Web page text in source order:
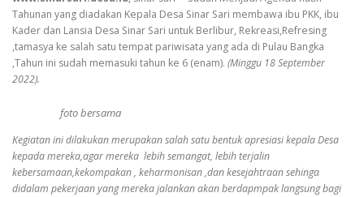
Tahunan yang diadakan Kepala Desa Sinar Sari membawa ibu PKK, ibu
Kader dan Lansia Desa Sinar Sari untuk Berlibur, Rekreasi,Refresing
,tamasya ke salah satu tempat pariwisata yang ada di Pulau Bangka
,Tahun ini sudah memasuki tahun ke 6 (enam). (Minggu 18 September
2022).
foto bersama
Kegiatan ini dilakukan merupakan salah satu bentuk apresiasi kepala Desa
kepada mereka,agar mereka lebih semangat, lebih terjalin
kebersamaan,kekompakan , keharmonisan ,dan kesejahtraan sehinga
didalam pekerjaan yang mereka jalankan akan berdapmpak langsung bagi